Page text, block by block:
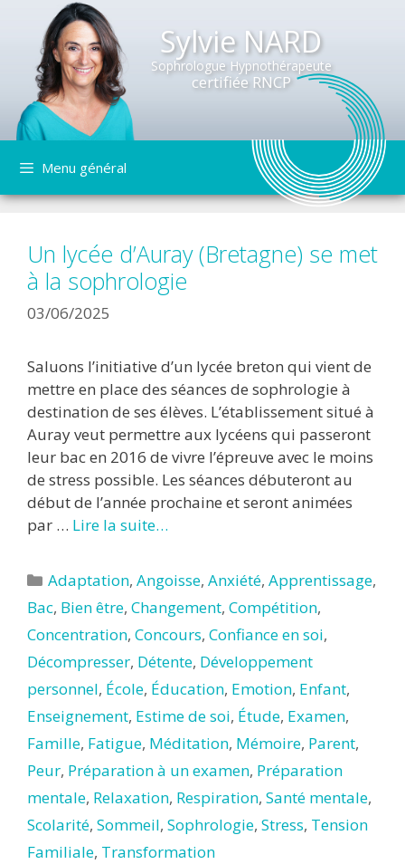
Sylvie NARD
Sophrologue Hypnothérapeute
certifiée RNCP
contenu
Menu général
Un lycée d’Auray (Bretagne) se met
à la sophrologie
03/06/2025
Saluons l’initiative d’un lycée breton qui vient de
mettre en place des séances de sophrologie à
destination de ses élèves. L’établissement situé à
Auray veut permettre aux lycéens qui passeront
leur bac en 2016 de vivre l’épreuve avec le moins
de stress possible. Les séances débuteront au
début de l’année prochaine et seront animées
par … Lire la suite…
Catégories
Adaptation,Angoisse,Anxiété,Apprentissage,
Bac, Bien être, Changement, Compétition,
Concentration, Concours, Confiance en soi,
Décompresser, Détente, Développement
personnel, École, Éducation, Emotion, Enfant,
Enseignement, Estime de soi, Étude, Examen,
Famille, Fatigue, Méditation, Mémoire, Parent,
Peur, Préparation à un examen, Préparation
mentale, Relaxation, Respiration, Santé mentale,
Scolarité, Sommeil, Sophrologie, Stress, Tension
Familiale, Transformation